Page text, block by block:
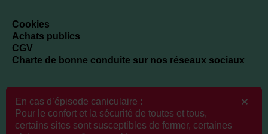
Cookies
Achats publics
CGV
Charte de bonne conduite sur nos réseaux sociaux
Newsletter
En cas d’épisode caniculaire :
Pour le confort et la sécurité de toutes et tous,
certains sites sont susceptibles de fermer, certaines